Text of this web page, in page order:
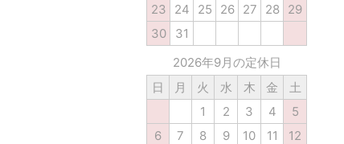
23
24 25 26 27 28
29
30
31
2026年9月の定休日
日
月 火 水 木 金
土
1
2 3 4
5
6
7 8 9 10 11
12